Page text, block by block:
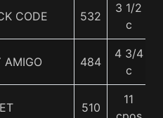
CODE 532
3 1/2
c
AMIGO 484
4 3/4
c
510
11